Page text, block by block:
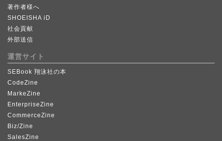
著作者様へ
SHOEISHA iD
社会貢献
外部送信
運営サイト
SEBook 翔泳社の本
CodeZine
MarkeZine
EnterpriseZine
CommerceZine
Biz/Zine
SalesZine